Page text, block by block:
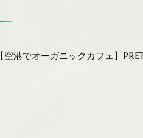
【空港でオーガニックカフェ】